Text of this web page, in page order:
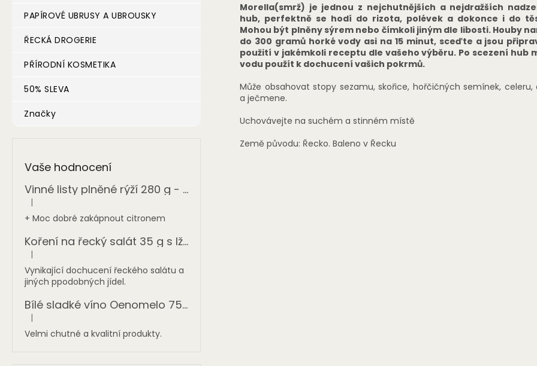
PAPÍROVÉ UBRUSY A UBROUSKY
ŘECKÁ DROGERIE
PŘÍRODNÍ KOSMETIKA
50% SLEVA
Značky
Vaše hodnocení
Vinné listy plněné rýží 280 g - ONASSIS
Hodnocení produktu je 5 z 5 hvězdiček.
|
+ Moc dobré zakápnout citronem
Koření na řecký salát 35 g s lžičkou BIODINAMI
Hodnocení produktu je 5 z 5 hvězdiček.
|
Vynikající dochucení řeckého salátu a
jiných ppodobných jídel.
Bílé sladké víno Oenomelo 750 ml
Hodnocení produktu je 5 z 5 hvězdiček.
|
Velmi chutné a kvalitní produkty.
Morella(smrž) je jednou z nejchutnějších a nejdražších
hub, perfektně se hodí do rizota, polévek a dokonce i do
Mohou být plněny sýrem nebo čímkoli jiným dle libosti.Houby
do 300 gramů horké vody asi na 15 minut, sceďte a jsou
použití v jakémkoli receptu dle vašeho výběru. Po scezení hub
vodu použít k dochucení vašich pokrmů.
Může obsahovat stopy sezamu, skořice, hořčičných semínek, celeru,
a ječmene.
Uchovávejte na suchém a stinném místě
Země původu: Řecko. Baleno v Řecku